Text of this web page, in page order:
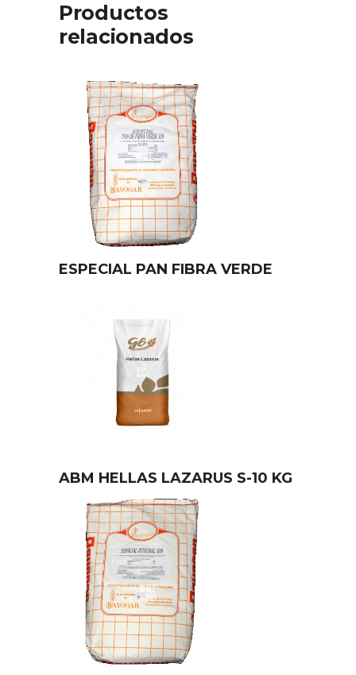
Productos
relacionados
ESPECIAL PAN FIBRA VERDE
ABM HELLAS LAZARUS S-10 KG